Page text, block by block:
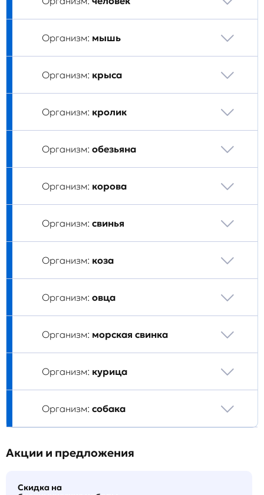
Организм: мышь
Организм: крыса
Организм: кролик
Организм: обезьяна
Организм: корова
Организм: свинья
Организм: коза
Организм: овца
Организм: морская свинка
Организм: курица
Организм: собака
Акции и предложения
Скидка на